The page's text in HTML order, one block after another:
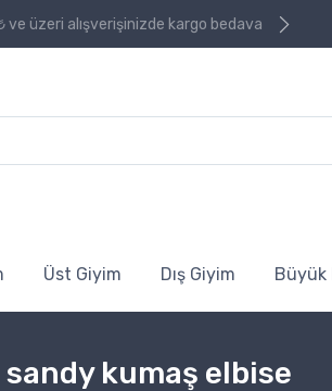
ve üzeri alışverişinizde kargo bedava
Üst Giyim Dış Giyim Büyük
sandy kumaş elbise